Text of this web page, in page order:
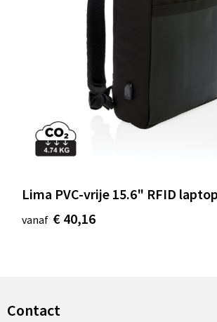
Lima PVC-vrije 15.6" RFID
vanaf € 40,16
Contact